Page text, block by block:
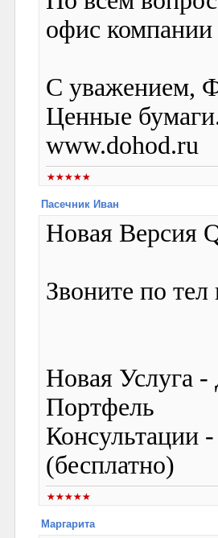
офис
С уважением,
Ценные
www.dohod.ru
Пасечник Иван
Новая Версия
Звоните по
Новая Услуга
Портфель
Консультации
(бесплатно)
Маргарита